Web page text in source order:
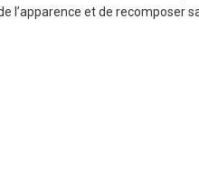
l’apparence et de recomposer